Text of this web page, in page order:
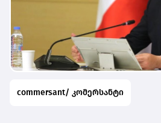
commersant/ კომერსანტი